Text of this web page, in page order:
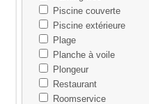
Piscine couverte
Piscine extérieure
Plage
Planche à voile
Plongeur
Restaurant
Roomservice